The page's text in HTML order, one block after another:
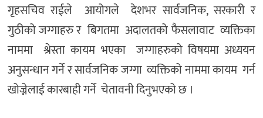
गृहसचिव राईले आयोगले देशभर सार्वजनिक, सरकारी र
गुठीको जग्गाहरु र बिगतमा अदालतको फैसलावाट व्यक्तिका
नाममा श्रेस्ता कायम भएका जग्गाहरुको विषयमा अध्ययन
अनुसन्धान गर्ने र सार्वजनिक जग्गा व्यक्तिको नाममा कायम गर्न
खोज्नेलाई कारबाही गर्ने चेतावनी दिनुभएको छ ।